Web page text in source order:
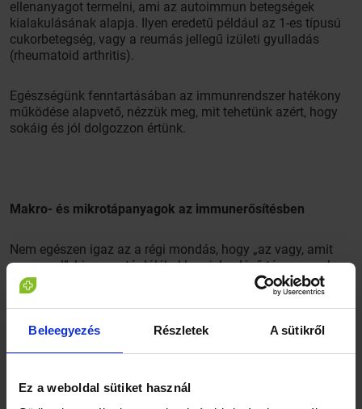
Beleegyezés Részletek A sütikről
Ez a weboldal sütiket használ
ellenanyagot termelni, ami az autoimmun betegségek
kialakulásának alapja. Ilyen eredetű például az 1-es típusú
cukorbetegség, vagy a reumás jellegű izületi gyulladás
(rheumatoid arthritis).
Egészségünk fenntartásában az immunrendszer hatékony
működése alapvető, nézzük meg, mit tehetünk azért, hogy
sokáig és jól dolgozzon értünk.
Makro- és mikrotápanyagok az immunerősítésben
Nem egészen igaz az a régi mondás, hogy „az vagy, amit
megeszel”, hiszen a táplálékokban jelen lévő tápanyagok az
anyagcsere-folyamatok során többé-kevésbé módosulva
építik fel testünk molekuláit, sejtjeit. Azonban a helyes
táplálkozás szervezetünk megfelelő működéséhez
elengedhetetlen. Vizsgáljuk meg közelebbről azokat a